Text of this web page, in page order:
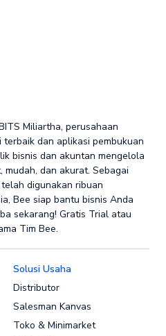
Miliartha, perusahaan
dan aplikasi pembukuan
bisnis dan akuntan mengelola
dan akurat. Sebagai
digunakan ribuan
Bee siap bantu bisnis Anda
sekarang! Gratis Trial atau
Tim Bee.
Solusi Usaha
Distributor
Salesman Kanvas
Toko & Minimarket